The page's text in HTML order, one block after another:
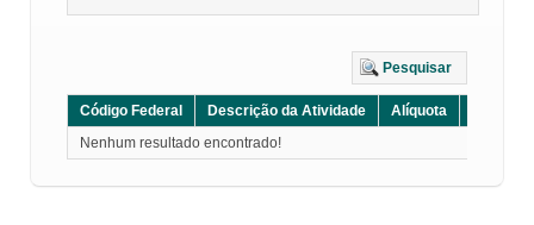
Pesquisar
Código Federal Descrição da Atividade Alíquota
Nenhum resultado encontrado!